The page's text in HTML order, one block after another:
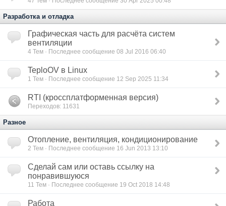
Разработка и отладка
Графическая часть для расчёта систем
вентиляции
4 Тем · Последнее сообщение 08 Jul 2016 06:40
TeploOV в Linux
1 Тем · Последнее сообщение 12 Sep 2025 11:34
RTI (кроссплатформенная версия)
Переходов: 11631
Разное
Отопление, вентиляция, кондиционирование
2 Тем · Последнее сообщение 16 Jun 2013 13:10
Сделай сам или оставь ссылку на
понравившуюся
11 Тем · Последнее сообщение 19 Oct 2018 14:48
Работа